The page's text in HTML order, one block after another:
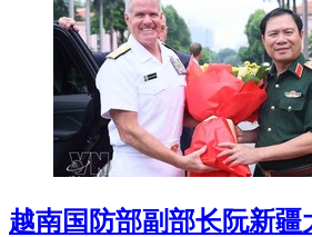
越南国防部副部长阮新疆